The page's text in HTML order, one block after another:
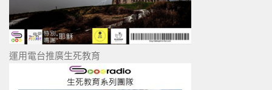
運用電台推廣生死教育